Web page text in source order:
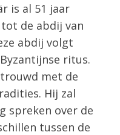
is al 51 jaar
de abdij van
abdij volgt
ritus.
met de
Hij zal
spreken over de
tussen de